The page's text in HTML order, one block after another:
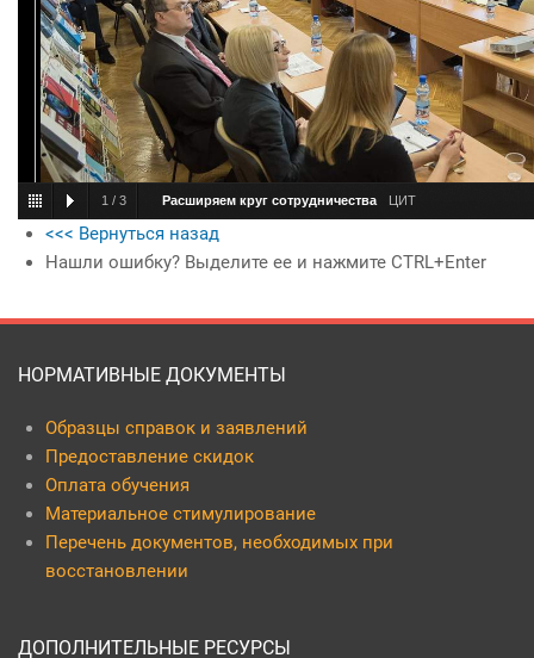
1 / 3 Расширяем круг сотрудничества ЦИТ
<<< Вернуться назад
Нашли ошибку? Выделите ее и нажмите CTRL+Enter
НОРМАТИВНЫЕ ДОКУМЕНТЫ
Образцы справок и заявлений
Предоставление скидок
Оплата обучения
Материальное стимулирование
Перечень документов, необходимых при
восстановлении
ДОПОЛНИТЕЛЬНЫЕ РЕСУРСЫ